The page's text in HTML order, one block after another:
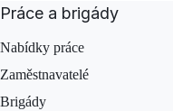
Práce a brigády
Nabídky práce
Zaměstnavatelé
Brigády